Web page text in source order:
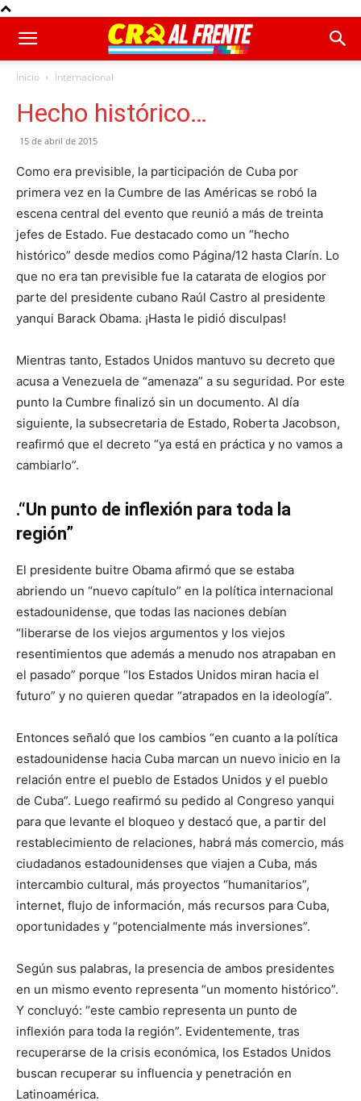
Inicio Internacional
Hecho histórico…
15 de abril de 2015
Como era previsible, la participación de Cuba por
primera vez en la Cumbre de las Américas se robó la
escena central del evento que reunió a más de treinta
jefes de Estado. Fue destacado como un “hecho
histórico” desde medios como Página/12 hasta Clarín. Lo
que no era tan previsible fue la catarata de elogios por
parte del presidente cubano Raúl Castro al presidente
yanqui Barack Obama. ¡Hasta le pidió disculpas!
Mientras tanto, Estados Unidos mantuvo su decreto que
acusa a Venezuela de “amenaza” a su seguridad. Por este
punto la Cumbre finalizó sin un documento. Al día
siguiente, la subsecretaria de Estado, Roberta Jacobson,
reafirmó que el decreto “ya está en práctica y no vamos a
cambiarlo”.
.“Un punto de inflexión para toda la
región”
El presidente buitre Obama afirmó que se estaba
abriendo un “nuevo capítulo” en la política internacional
estadounidense, que todas las naciones debían
“liberarse de los viejos argumentos y los viejos
resentimientos que además a menudo nos atrapaban en
el pasado” porque “los Estados Unidos miran hacia el
futuro” y no quieren quedar “atrapados en la ideología”.
Entonces señaló que los cambios “en cuanto a la política
estadounidense hacia Cuba marcan un nuevo inicio en la
relación entre el pueblo de Estados Unidos y el pueblo
de Cuba”. Luego reafirmó su pedido al Congreso yanqui
para que levante el bloqueo y destacó que, a partir del
restablecimiento de relaciones, habrá más comercio, más
ciudadanos estadounidenses que viajen a Cuba, más
intercambio cultural, más proyectos “humanitarios”,
internet, flujo de información, más recursos para Cuba,
oportunidades y “potencialmente más inversiones”.
Según sus palabras, la presencia de ambos presidentes
en un mismo evento representa “un momento histórico”.
Y concluyó: “este cambio representa un punto de
inflexión para toda la región”. Evidentemente, tras
recuperarse de la crisis económica, los Estados Unidos
buscan recuperar su influencia y penetración en
Latinoamérica.